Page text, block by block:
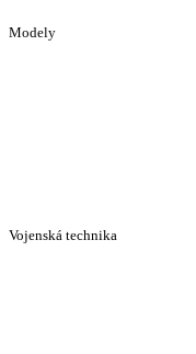
Modely
Vojenská technika